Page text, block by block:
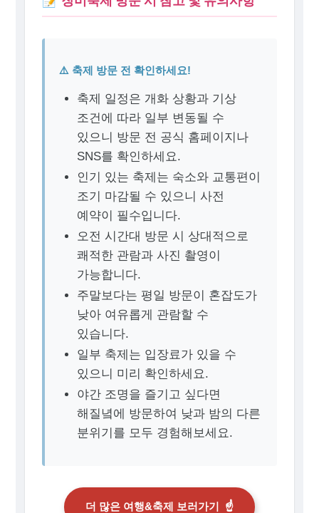
⚠️ 축제 방문 전 확인하세요!
축제 일정은 개화 상황과 기상
조건에 따라 일부 변동될 수
있으니 방문 전 공식 홈페이지나
SNS를 확인하세요.
인기 있는 축제는 숙소와 교통편이
조기 마감될 수 있으니 사전
예약이 필수입니다.
오전 시간대 방문 시 상대적으로
쾌적한 관람과 사진 촬영이
가능합니다.
주말보다는 평일 방문이 혼잡도가
낮아 여유롭게 관람할 수
있습니다.
일부 축제는 입장료가 있을 수
있으니 미리 확인하세요.
야간 조명을 즐기고 싶다면
해질녘에 방문하여 낮과 밤의 다른
분위기를 모두 경험해보세요.
더 많은 여행&축제 보러가기 ☝️